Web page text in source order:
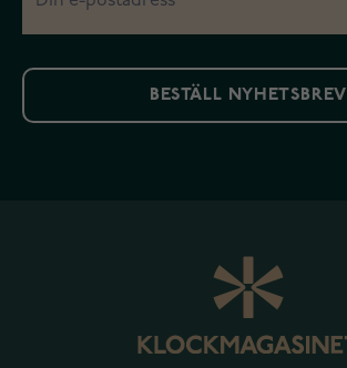
BESTÄLL NYHETSBREV